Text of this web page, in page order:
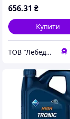
656.31 ₴
Купити
ТОВ "Лебединський нафтомаслозавод"